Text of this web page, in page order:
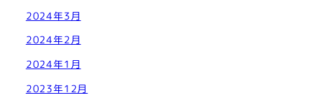
2024年3月
2024年2月
2024年1月
2023年12月